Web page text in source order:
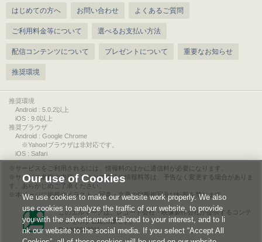
はじめての方へ お問い合わせ よくあるご質問
ご利用料金等について 選べるお支払い方法
配信コンテンツについて プレゼントについて 重要なお知らせ
推奨環境
推奨環境
Android : 5.0.2以上
iOS : 9.0以上
推奨ブラウザ
Android : Google Chrome
※Yahoo!ブラウザは非対応です。
iOS : Safari
サービスをご利用されるには、情報料のほかに通信料が必要になります。
サービス名称や内容、アクセス方法や情報料等は、予告なく変更する場合がありま
す。あらかじめご了承ください。
本ページに掲載のイラスト・写真・文章の無断複写及び転載を禁じます。
このエルマークは、レコード会社・映像製作会社が提供するコンテ
ンツを示す登録商標です。
RIAJ00013011
Our use of Cookies
We use cookies to make our website work properly. We also
use cookies to analyze the traffic of our website, to provide
you with the advertisement tailored to your interest, and to li
nk our website to the social media. If you select “Accept All